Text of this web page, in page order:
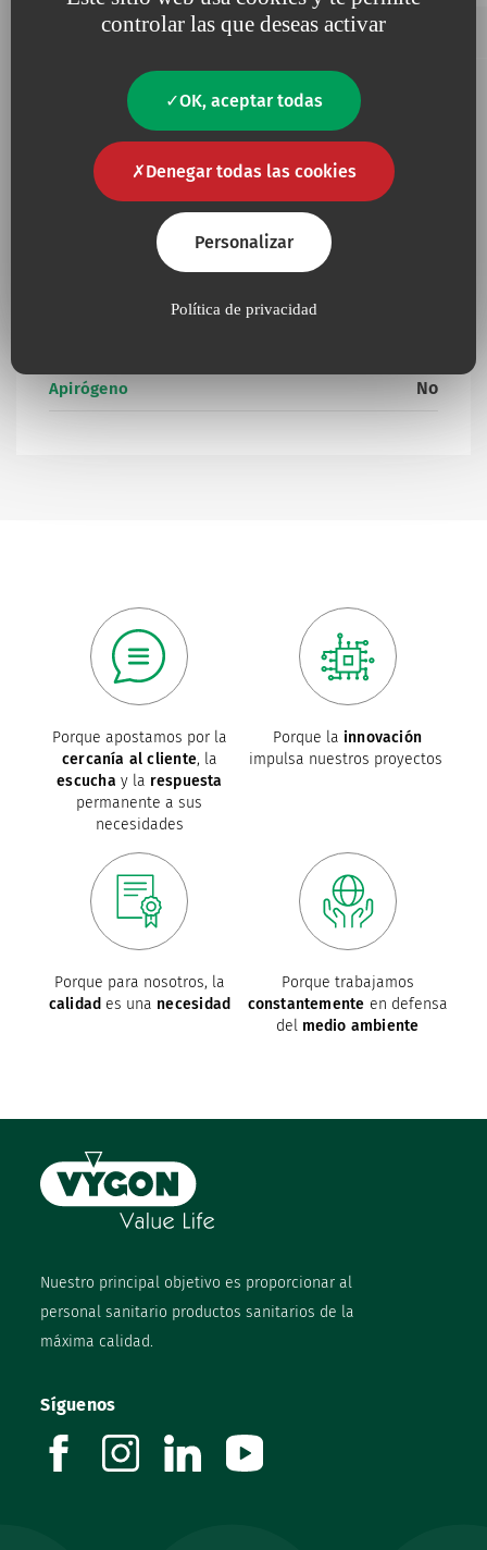
controlar las que deseas activar
OK, aceptar todas
Denegar todas las cookies
Personalizar
Política de privacidad
Añadir a mis favoritos
625.10
8 10
Información complementaria
Contiene látex
Presencia de productos de origen animal u
Apirógeno No
Porque apostamos por la
cercanía al cliente, la
escucha y la respuesta
permanente a sus
necesidades
Porque la innovación
impulsa nuestros proyectos
Porque para nosotros, la
calidad es una necesidad
Porque trabajamos
constantemente en defensa
del medio ambiente
Nuestro principal objetivo es proporcionar al
personal sanitario productos sanitarios de la
máxima calidad.
Síguenos
facebookinstagramlinkedin